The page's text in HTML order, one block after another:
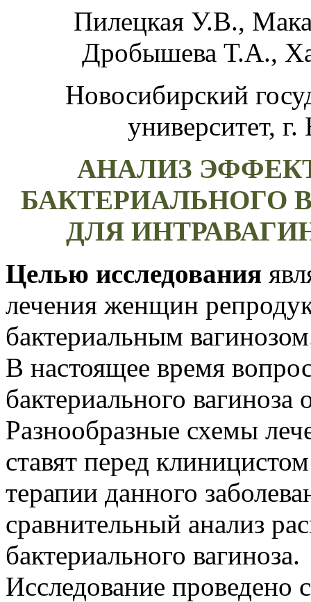
Пилецкая У.В.,
Дробышева Т.А.,
Новосибирский
университет, г.
АНАЛИЗ
БАКТЕРИАЛЬНОГО
ДЛЯ
Целью исследования
лечения женщин
бактериальным
В настоящее время
бактериального
Разнообразные схемы
ставят перед
терапии данного
сравнительный анализ
бактериального вагиноза.
Исследование